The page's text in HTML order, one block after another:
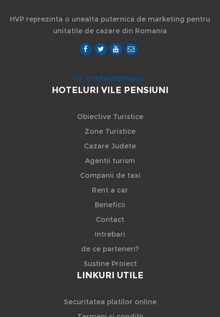
HVP reprezinta o unealta puternica de marketing pentru
unitatile de cazare din Romania
contact@hvp.ro
HOTELURI VILE PENSIUNI
Obiective Turistice
Zone Turistice
Cazare Judete
Agentii turism
Companii de taxi
Rent a car
Beneficii
Contact
Intrebari
de ce parteneri?
Sustine Proiect
LINKURI UTILE
Securitatea platilor online